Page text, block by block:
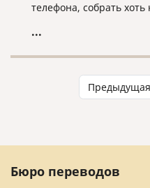
телефона, собрать
...
Предыдущая
Бюро переводов